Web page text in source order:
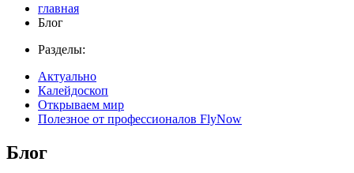
главная
Блог
Разделы:
Актуально
Калейдоскоп
Открываем мир
Полезное от профессионалов FlyNow
Блог